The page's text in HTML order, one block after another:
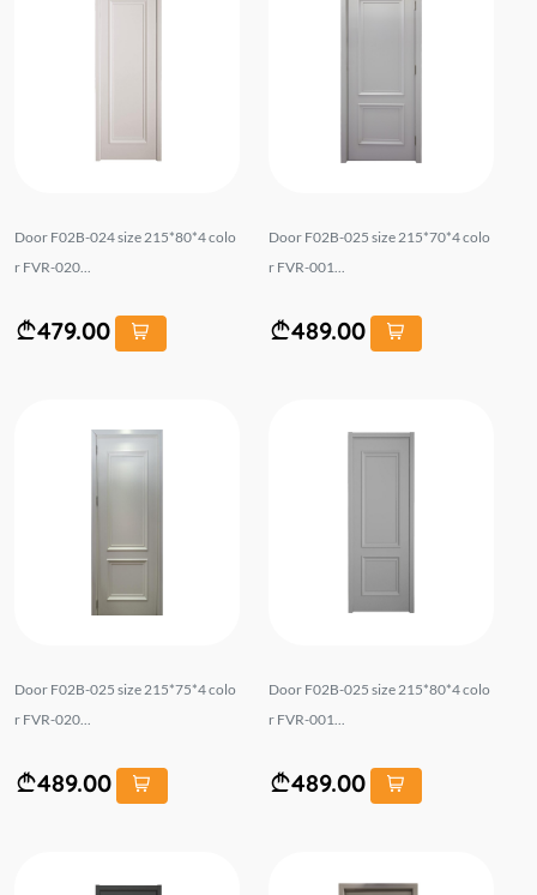
Door F02B-024 size 215*80*4 colo
r FVR-020...
479.00
Door F02B-025 size 215*70*4 colo
r FVR-001...
489.00
Door F02B-025 size 215*75*4 colo
r FVR-020...
489.00
Door F02B-025 size 215*80*4 colo
r FVR-001...
489.00